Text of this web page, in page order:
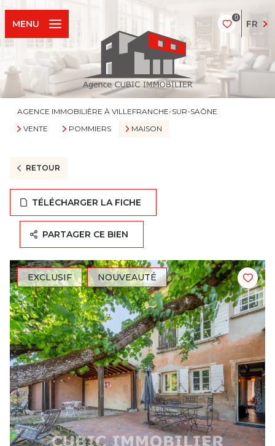
0
FR
MENU
AGENCE IMMOBILIÈRE À VILLEFRANCHE-SUR-SAÔNE
VENTE
POMMIERS MAISON
RETOUR
TÉLÉCHARGER LA FICHE
PARTAGER CE BIEN
EXCLUSIF NOUVEAUTÉ